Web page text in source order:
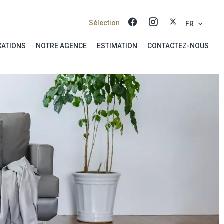
Sélection FR
NOTRE AGENCE ESTIMATION CONTACTEZ-NOUS